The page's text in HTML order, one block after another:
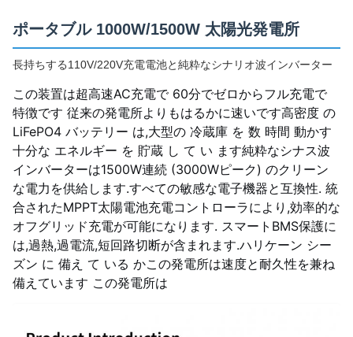
ポータブル 1000W/1500W 太陽光発電所
長持ちする110V/220V充電電池と純粋なシナリオ波インバーター
この装置は超高速AC充電で 60分でゼロからフル充電で
特徴です 従来の発電所よりもはるかに速いです高密度 の
LiFePO4 バッテリー は,大型の 冷蔵庫 を 数 時間 動かす
十分な エネルギー を 貯蔵 し て い ます純粋なシナス波
インバーターは1500W連続 (3000Wピーク) のクリーン
な電力を供給します.すべての敏感な電子機器と互換性. 統
合されたMPPT太陽電池充電コントローラにより,効率的な
オフグリッド充電が可能になります. スマートBMS保護に
は,過熱,過電流,短回路切断が含まれます.ハリケーン シー
ズン に 備え て いる かこの発電所は速度と耐久性を兼ね
備えています この発電所は